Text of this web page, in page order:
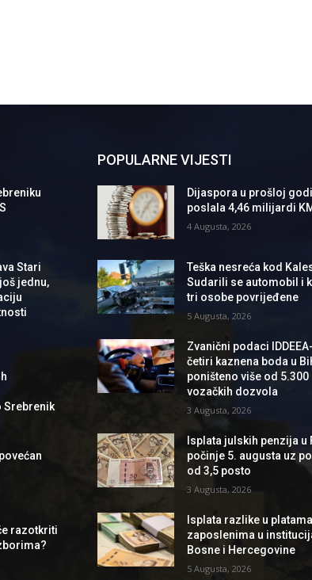
Stari
jednu,
Srebrenik
razotkriti
POPULARNE VIJESTI
Dijaspora u prošloj
poslala 4,46 milijardi
4 Augusta, 2026
Teška nesreća kod
Sudarili se automobil i
tri osobe povrijeđene
5 Augusta, 2026
Zvanični podaci
četiri kaznena boda u
poništeno više od 5.300
vozačkih dozvola
3 Augusta, 2026
Isplata julskih penzija u
počinje 5. augusta uz
od 3,5 posto
3 Augusta, 2026
Isplata razlike u platama
zaposlenima u
Bosne i Hercegovine
5 Augusta, 2026